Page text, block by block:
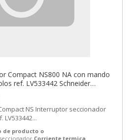
Compact NS800 NA con mando
ref. LV533442 Schneider
LV533442...
de producto o
Corriente termica